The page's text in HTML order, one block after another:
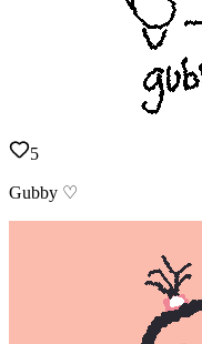
5
Gubby ♡